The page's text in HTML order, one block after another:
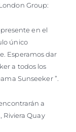
Group:
en el
único
Esperamos dar
a todos los
Sunseeker ”.
a
Riviera Quay